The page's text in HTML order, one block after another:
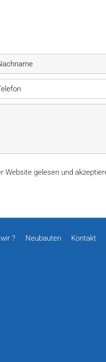
Website gelesen und
? Neubauten Kontakt